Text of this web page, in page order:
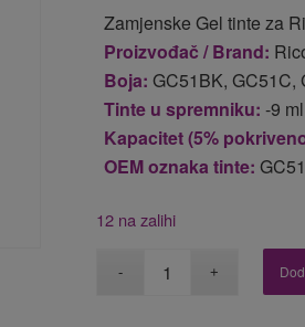
Zamjenske Gel tinte za
Proizvođač / Brand:
Boja: GC51BK, GC51C,
Tinte u spremniku: -9 ml
Kapacitet (5%
OEM oznaka tinte:
12 na zalihi